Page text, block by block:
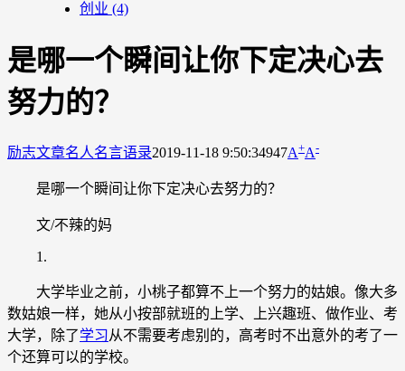
创业 (4)
是哪一个瞬间让你下定决心去
努力的？
励志文章名人名言语录2019-11-18 9:50:34947A+A-
是哪一个瞬间让你下定决心去努力的？
文/不辣的妈
1.
大学毕业之前，小桃子都算不上一个努力的姑娘。像大多
数姑娘一样，她从小按部就班的上学、上兴趣班、做作业、考
大学，除了学习从不需要考虑别的，高考时不出意外的考了一
个还算可以的学校。